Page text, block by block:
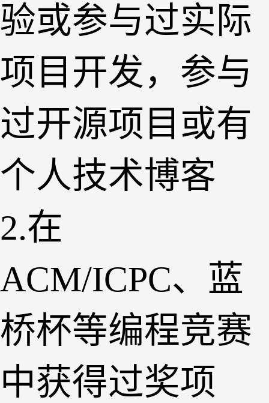
验或参与过实际
项目开发，参与
过开源项目或有
个人技术博客
2.在
ACM/ICPC、蓝
桥杯等编程竞赛
中获得过奖项